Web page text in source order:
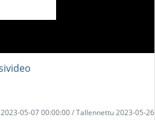
2023-05-07 00:00:00 / Tallennettu 2023-05-26